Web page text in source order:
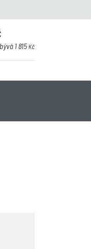
1 815Kč